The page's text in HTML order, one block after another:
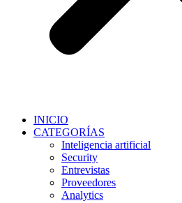
INICIO
CATEGORÍAS
Inteligencia artificial
Security
Entrevistas
Proveedores
Analytics